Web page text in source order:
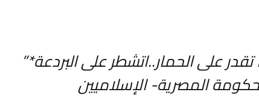
على الحمار..اتشطر على البردعة*”
المصرية- الإسلاميين